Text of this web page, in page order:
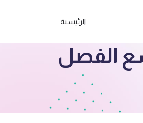
الرئيسية
التاسع الفصل